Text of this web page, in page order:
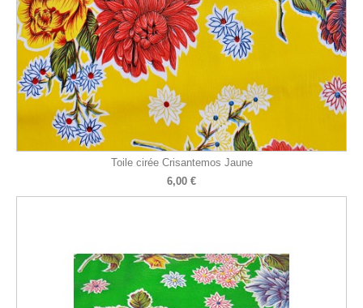
Toile cirée Crisantemos Jaune
6,00 €